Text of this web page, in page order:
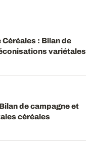
: Bilan de
variétales
de campagne et
céréales